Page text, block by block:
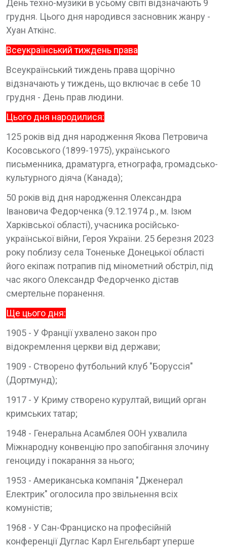
День техно-музики в усьому світі відзначають 9
грудня. Цього дня народився засновник жанру -
Хуан Аткінс.
Всеукраїнський тиждень права
Всеукраїнський тиждень права щорічно
відзначають у тиждень, що включає в себе 10
грудня - День прав людини.
Цього дня народилися:
125 років від дня народження Якова Петровича
Косовського (1899-1975), українського
письменника, драматурга, етнографа, громадсько-
культурного діяча (Канада);
50 років від дня народження Олександра
Івановича Федорченка (9.12.1974 р., м. Ізюм
Харківської області), учасника російсько-
української війни, Героя України. 25 березня 2023
року поблизу села Тоненьке Донецької області
його екіпаж потрапив під мінометний обстріл, під
час якого Олександр Федорченко дістав
смертельне поранення.
Ще цього дня:
1905 - У Франції ухвалено закон про
відокремлення церкви від держави;
1909 - Створено футбольний клуб "Боруссія"
(Дортмунд);
1917 - У Криму створено курултай, вищий орган
кримських татар;
1948 - Генеральна Асамблея ООН ухвалила
Міжнародну конвенцію про запобігання злочину
геноциду і покарання за нього;
1953 - Американська компанія "Дженерал
Електрик" оголосила про звільнення всіх
комуністів;
1968 - У Сан-Франциско на професійній
конференції Дуглас Карл Енгельбарт уперше